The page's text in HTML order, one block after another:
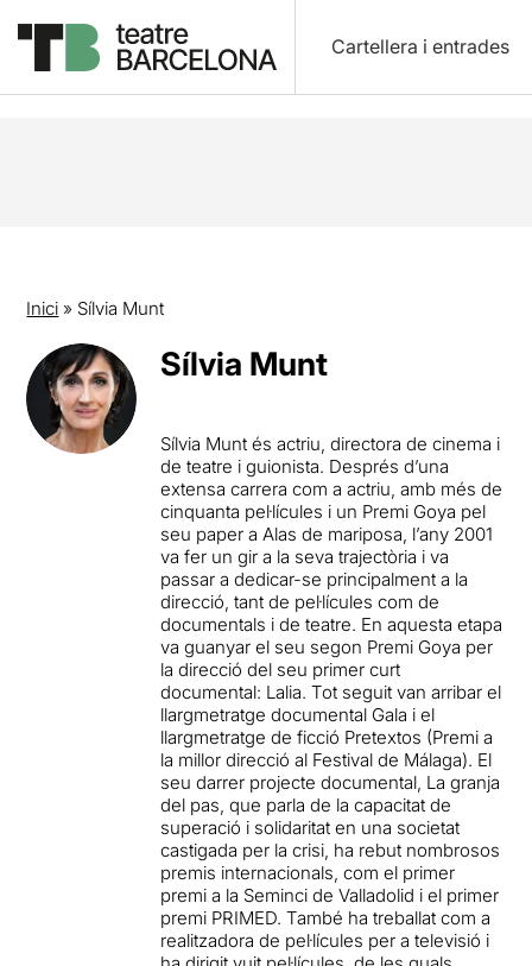
Cartellera i entrades
Inici » Sílvia Munt
Sílvia Munt
Sílvia Munt és actriu, directora de cinema i
de teatre i guionista. Després d’una
extensa carrera com a actriu, amb més de
cinquanta pel·lícules i un Premi Goya pel
seu paper a Alas de mariposa, l’any 2001
va fer un gir a la seva trajectòria i va
passar a dedicar-se principalment a la
direcció, tant de pel·lícules com de
documentals i de teatre. En aquesta etapa
va guanyar el seu segon Premi Goya per
la direcció del seu primer curt
documental: Lalia. Tot seguit van arribar el
llargmetratge documental Gala i el
llargmetratge de ficció Pretextos (Premi a
la millor direcció al Festival de Málaga). El
seu darrer projecte documental, La granja
del pas, que parla de la capacitat de
superació i solidaritat en una societat
castigada per la crisi, ha rebut nombrosos
premis internacionals, com el primer
premi a la Seminci de Valladolid i el primer
premi PRIMED. També ha treballat com a
realitzadora de pel·lícules per a televisió i